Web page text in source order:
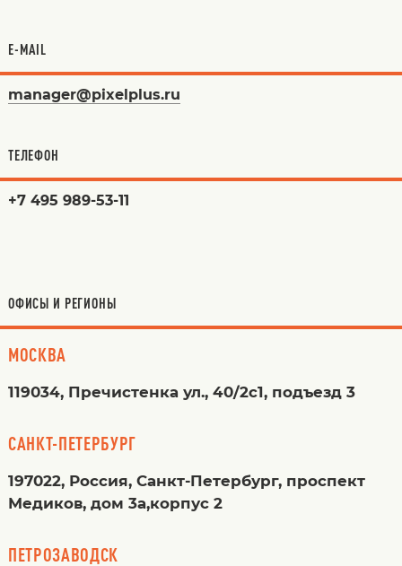
E-MAIL
manager@pixelplus.ru
ТЕЛЕФОН
+7 495 989-53-11
ОФИСЫ И РЕГИОНЫ
МОСКВА
119034, Пречистенка ул., 40/2с1, подъезд 3
САНКТ-ПЕТЕРБУРГ
197022, Россия, Санкт-Петербург, проспект
Медиков, дом 3а,корпус 2
ПЕТРОЗАВОДСК